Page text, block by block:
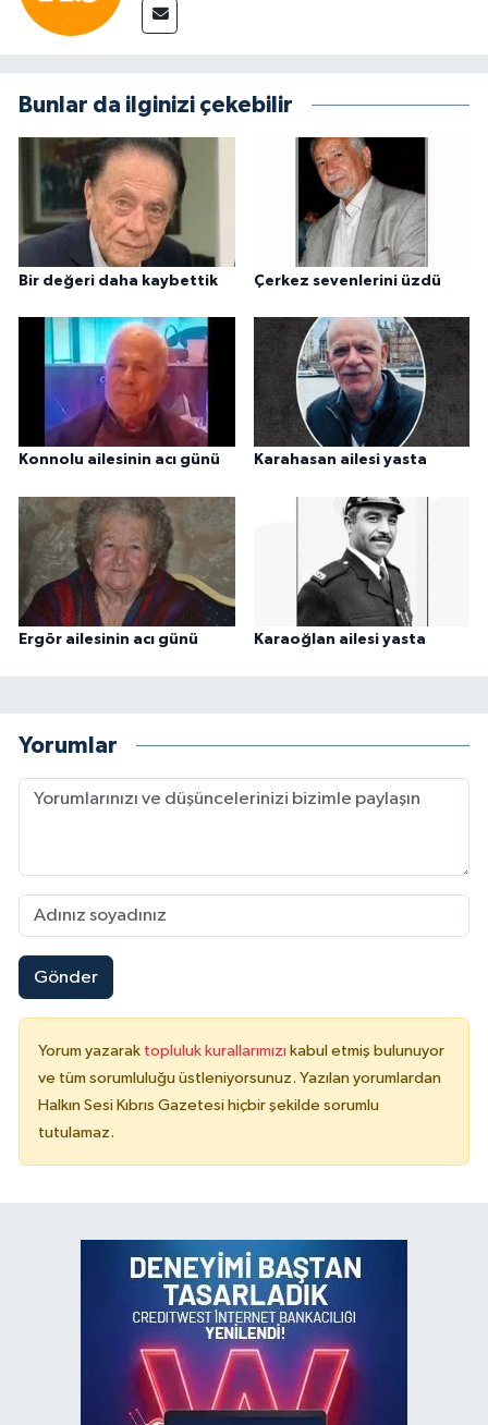
Bunlar da ilginizi çekebilir
Bir değeri daha kaybettik Çerkez sevenlerini üzdü
Konnolu ailesinin acı günü Karahasan ailesi yasta
Ergör ailesinin acı günü Karaoğlan ailesi yasta
Yorumlar
Gönder
Yorum yazarak topluluk kurallarımızı kabul etmiş bulunuyor
ve tüm sorumluluğu üstleniyorsunuz. Yazılan yorumlardan
Halkın Sesi Kıbrıs Gazetesi hiçbir şekilde sorumlu
tutulamaz.